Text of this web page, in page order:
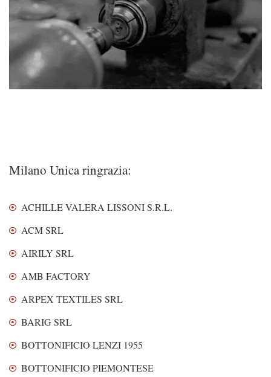
Milano Unica ringrazia:
ACHILLE VALERA LISSONI S.R.L.
ACM SRL
AIRILY SRL
AMB FACTORY
ARPEX TEXTILES SRL
BARIG SRL
BOTTONIFICIO LENZI 1955
BOTTONIFICIO PIEMONTESE